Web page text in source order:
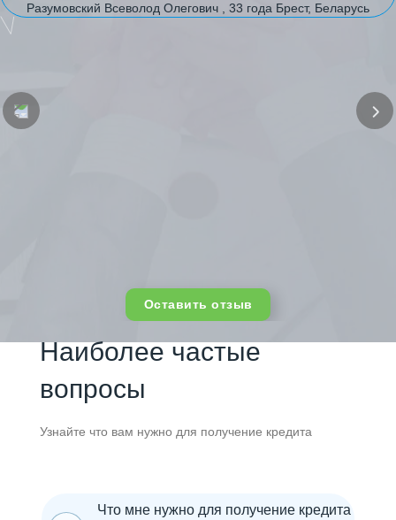
Разумовский Всеволод Олегович , 33 года Брест, Беларусь
Оставить отзыв
Наиболее частые
вопросы
Узнайте что вам нужно для получение кредита
Что мне нужно для получение кредита